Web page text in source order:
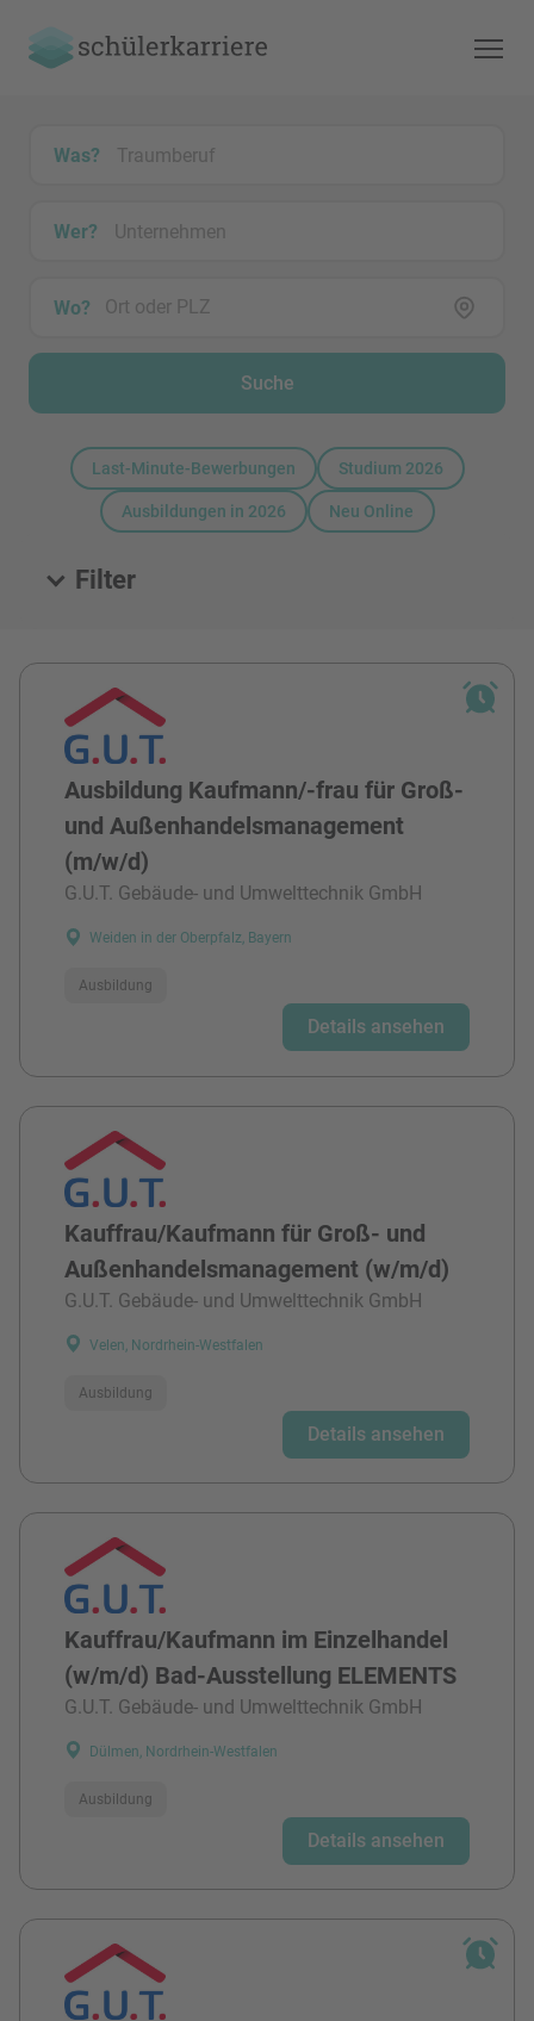
Was?
Wer?
Wo?
Suche
Last-Minute-Bewerbungen Studium 2026
Ausbildungen in 2026 Neu Online
Filter
Alle Stellen
Ausbildung Kaufmann/-frau für Groß-
und Außenhandelsmanagement
(m/w/d)
G.U.T. Gebäude- und Umwelttechnik GmbH
Weiden in der Oberpfalz, Bayern
Ausbildung
Details ansehen
Kauffrau/Kaufmann für Groß- und
Außenhandelsmanagement (w/m/d)
G.U.T. Gebäude- und Umwelttechnik GmbH
Velen, Nordrhein-Westfalen
Ausbildung
Details ansehen
Kauffrau/Kaufmann im Einzelhandel
(w/m/d) Bad-Ausstellung ELEMENTS
G.U.T. Gebäude- und Umwelttechnik GmbH
Dülmen, Nordrhein-Westfalen
Ausbildung
Details ansehen